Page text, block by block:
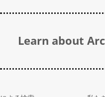
Learn about